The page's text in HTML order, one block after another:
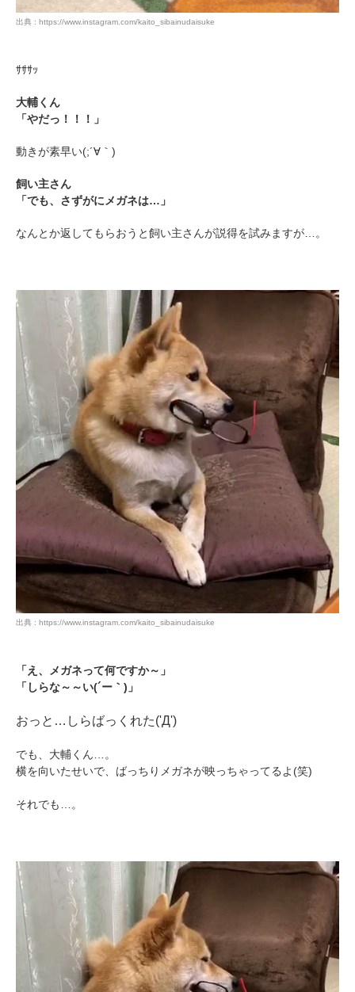
出典 : https://www.instagram.com/kaito_sibainudaisuke
ｻｻｻｯ
大輔くん
「やだっ！！！」
動きが素早い(;´∀｀)
飼い主さん
「でも、さずがにメガネは…」
なんとか返してもらおうと飼い主さんが説得を試みますが…。
出典 : https://www.instagram.com/kaito_sibainudaisuke
「え、メガネって何ですか～」
「しらな～～い(´ー｀)」
おっと…しらばっくれた('Д')
でも、大輔くん…。
横を向いたせいで、ばっちりメガネが映っちゃってるよ(笑)
それでも…。
閉じる
pecodogs
いぬ部をフォロー
pecocats
ねこ部をフォロー
PECOアプリをダウンロード済みの方
アプリで開く